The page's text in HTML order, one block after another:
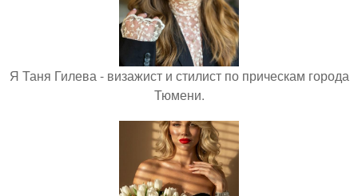
Я Таня Гилева - визажист и стилист по прическам города
Тюмени.